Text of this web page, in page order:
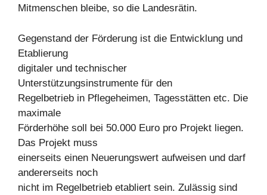
Mitmenschen bleibe, so die Landesrätin.
Gegenstand der Förderung ist die Entwicklung und
Etablierung
digitaler und technischer
Unterstützungsinstrumente für den
Regelbetrieb in Pflegeheimen, Tagesstätten etc. Die
maximale
Förderhöhe soll bei 50.000 Euro pro Projekt liegen.
Das Projekt muss
einerseits einen Neuerungswert aufweisen und darf
andererseits noch
nicht im Regelbetrieb etabliert sein. Zulässig sind